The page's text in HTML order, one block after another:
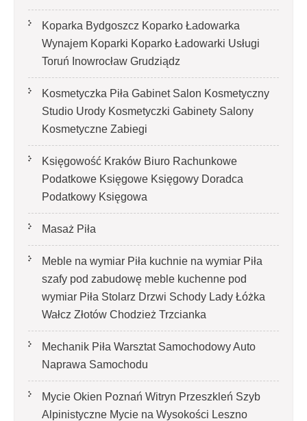
Koparka Bydgoszcz Koparko Ładowarka
Wynajem Koparki Koparko Ładowarki Usługi
Toruń Inowrocław Grudziądz
Kosmetyczka Piła Gabinet Salon Kosmetyczny
Studio Urody Kosmetyczki Gabinety Salony
Kosmetyczne Zabiegi
Księgowość Kraków Biuro Rachunkowe
Podatkowe Księgowe Księgowy Doradca
Podatkowy Księgowa
Masaż Piła
Meble na wymiar Piła kuchnie na wymiar Piła
szafy pod zabudowę meble kuchenne pod
wymiar Piła Stolarz Drzwi Schody Lady Łóżka
Wałcz Złotów Chodzież Trzcianka
Mechanik Piła Warsztat Samochodowy Auto
Naprawa Samochodu
Mycie Okien Poznań Witryn Przeszkleń Szyb
Alpinistyczne Mycie na Wysokości Leszno